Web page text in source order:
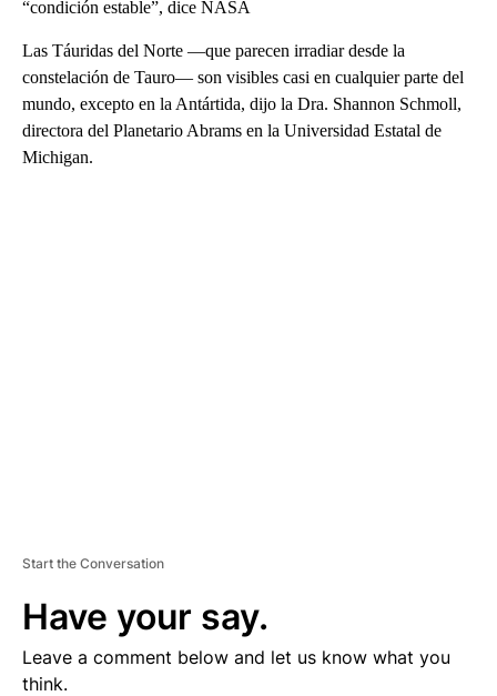
“condición estable”, dice NASA
Las Táuridas del Norte —que parecen irradiar desde la
constelación de Tauro— son visibles casi en cualquier parte del
mundo, excepto en la Antártida, dijo la Dra. Shannon Schmoll,
directora del Planetario Abrams en la Universidad Estatal de
Michigan.
Start the Conversation
Have your say.
Leave a comment below and let us know what you
think.